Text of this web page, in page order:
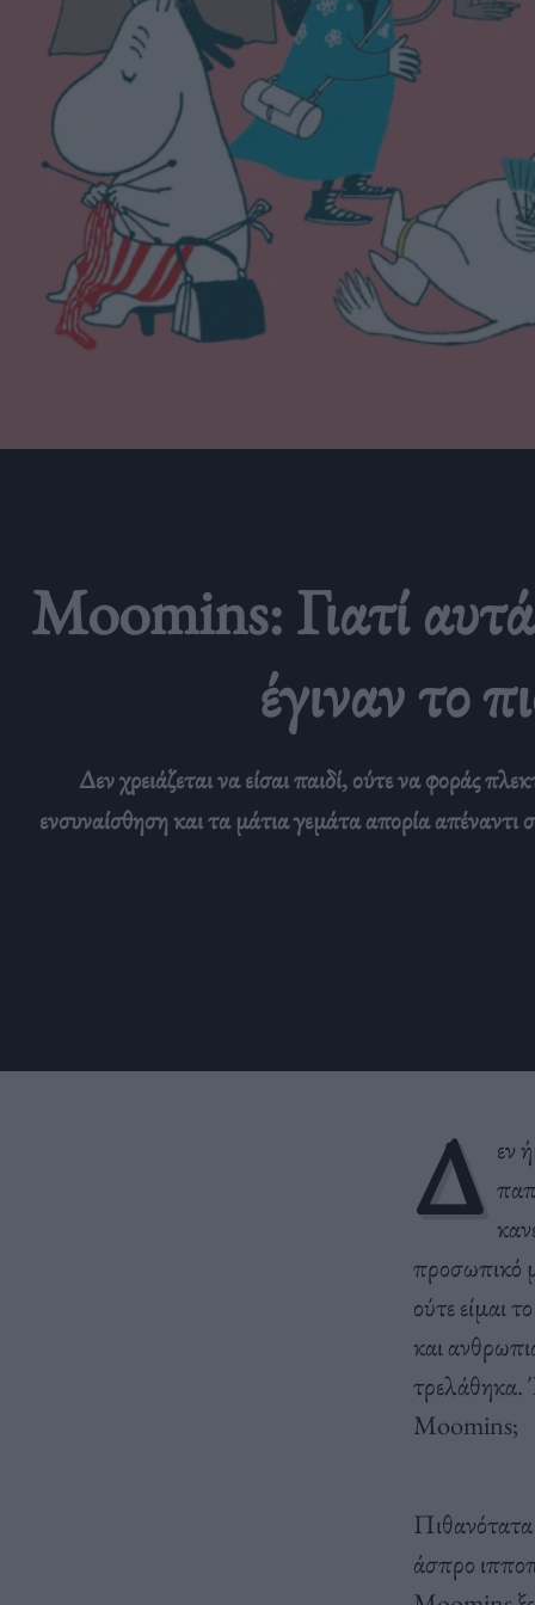
Moomins: Γιατί
έγιναν το
Δεν χρειάζεται να είσαι παιδί, ούτε να φοράς
ενσυναίσθηση και τα μάτια γεμάτα απορία απέναντι
Δ εν
προσωπικό
ούτε είμαι
και
τρελάθηκα.
Moomins;
Πιθανότατα
άσπρο